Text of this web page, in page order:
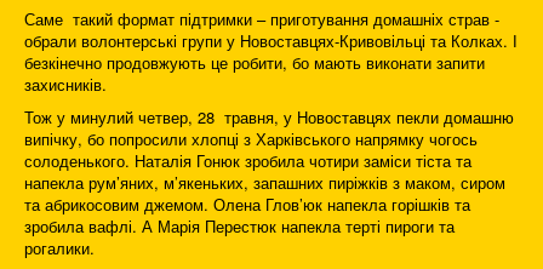
Саме такий формат підтримки – приготування домашніх страв -
обрали волонтерські групи у Новоставцях-Кривовільці та Колках. І
безкінечно продовжують це робити, бо мають виконати запити
захисників.
Тож у минулий четвер, 28 травня, у Новоставцях пекли домашню
випічку, бо попросили хлопці з Харківського напрямку чогось
солоденького. Наталія Гонюк зробила чотири заміси тіста та
напекла рум’яних, м’якеньких, запашних пиріжків з маком, сиром
та абрикосовим джемом. Олена Глов’юк напекла горішків та
зробила вафлі. А Марія Перестюк напекла терті пироги та
рогалики.